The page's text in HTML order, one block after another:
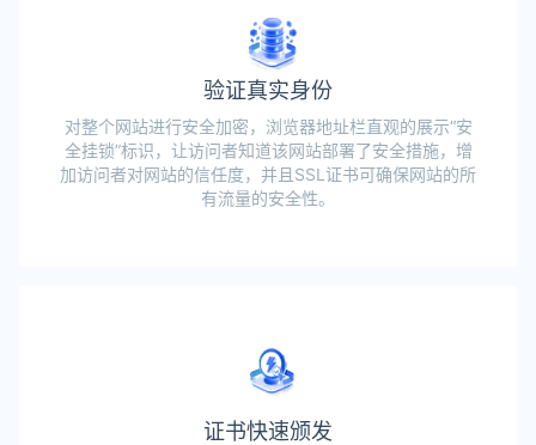
验证真实身份
对整个网站进行安全加密，浏览器地址栏直观的展示“安
全挂锁”标识，让访问者知道该网站部署了安全措施，增
加访问者对网站的信任度，并且SSL证书可确保网站的所
有流量的安全性。
证书快速颁发